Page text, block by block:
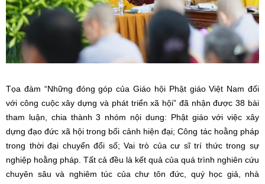
Tọa đàm “Những đóng góp của Giáo hội Phật giáo Việt Nam đối
với công cuộc xây dựng và phát triển xã hội” đã nhận được 38 bài
tham luận, chia thành 3 nhóm nội dung: Phật giáo với việc xây
dựng đạo đức xã hội trong bối cảnh hiện đại; Công tác hoằng pháp
trong thời đại chuyển đổi số; Vai trò của cư sĩ trí thức trong sự
nghiệp hoằng pháp. Tất cả đều là kết quả của quá trình nghiên cứu
chuyên sâu và nghiêm túc của chư tôn đức, quý học giả, nhà